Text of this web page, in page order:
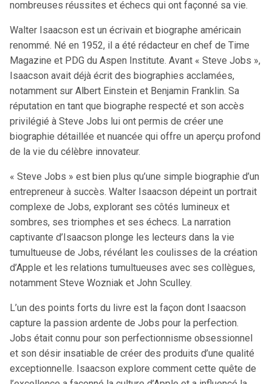
nombreuses réussites et échecs qui ont façonné sa vie.
Walter Isaacson est un écrivain et biographe américain
renommé. Né en 1952, il a été rédacteur en chef de Time
Magazine et PDG du Aspen Institute. Avant « Steve Jobs »,
Isaacson avait déjà écrit des biographies acclamées,
notamment sur Albert Einstein et Benjamin Franklin. Sa
réputation en tant que biographe respecté et son accès
privilégié à Steve Jobs lui ont permis de créer une
biographie détaillée et nuancée qui offre un aperçu profond
de la vie du célèbre innovateur.
« Steve Jobs » est bien plus qu’une simple biographie d’un
entrepreneur à succès. Walter Isaacson dépeint un portrait
complexe de Jobs, explorant ses côtés lumineux et
sombres, ses triomphes et ses échecs. La narration
captivante d’Isaacson plonge les lecteurs dans la vie
tumultueuse de Jobs, révélant les coulisses de la création
d’Apple et les relations tumultueuses avec ses collègues,
notamment Steve Wozniak et John Sculley.
L’un des points forts du livre est la façon dont Isaacson
capture la passion ardente de Jobs pour la perfection.
Jobs était connu pour son perfectionnisme obsessionnel
et son désir insatiable de créer des produits d’une qualité
exceptionnelle. Isaacson explore comment cette quête de